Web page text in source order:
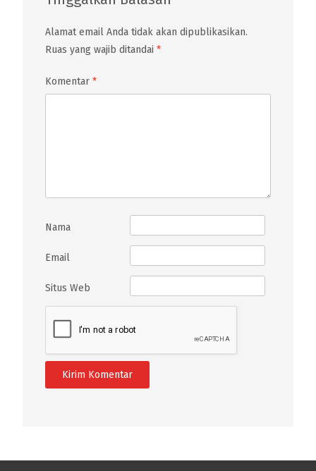
Alamat email Anda tidak akan dipublikasikan.
Ruas yang wajib ditandai *
Komentar *
Nama
Email
Situs Web